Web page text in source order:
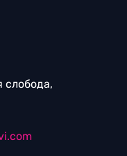
слобода,